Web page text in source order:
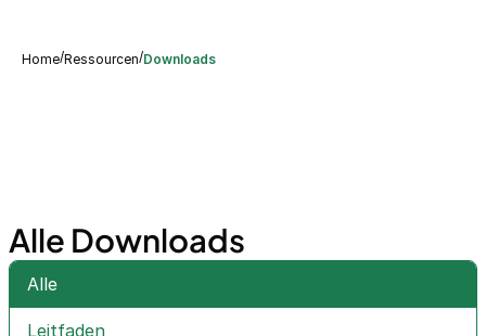
Home/Ressourcen/Downloads
Alle Downloads
Alle
Leitfaden